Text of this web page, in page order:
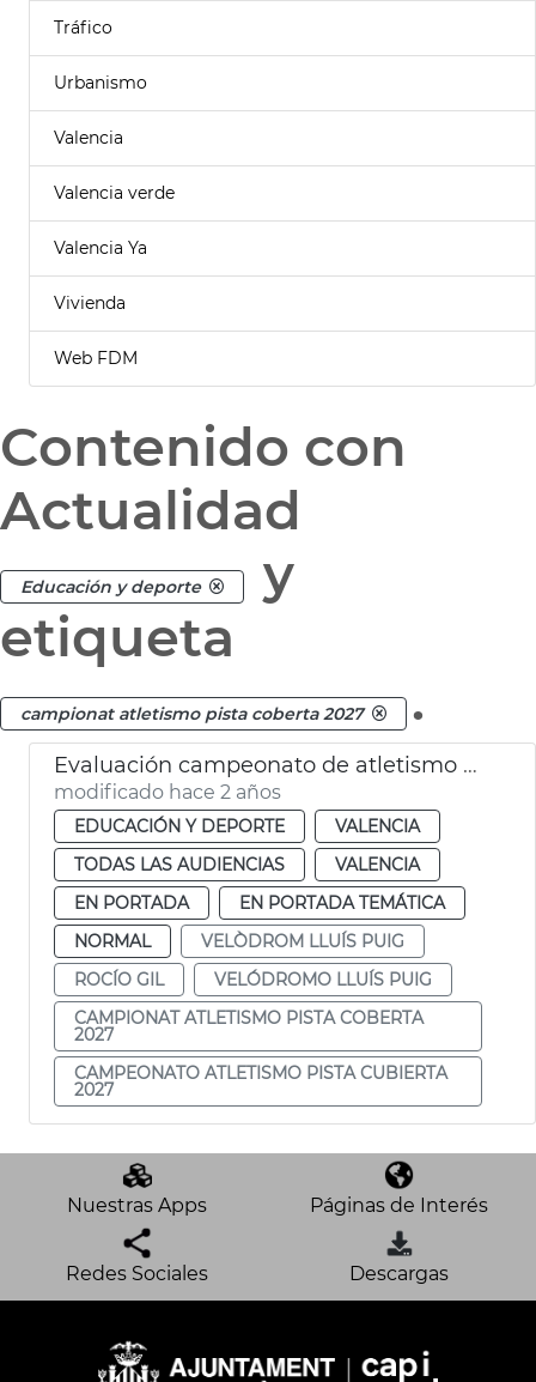
Tráfico
Urbanismo
Valencia
Valencia verde
Valencia Ya
Vivienda
Web FDM
Contenido con
Actualidad
Educación y deporte
y
etiqueta
campionat atletismo pista coberta 2027 .
Evaluación campeonato de atletismo 2027
modificado hace 2 años
EDUCACIÓN Y DEPORTE
VALENCIA
TODAS LAS AUDIENCIAS
VALENCIA
EN PORTADA
EN PORTADA TEMÁTICA
NORMAL
VELÒDROM LLUÍS PUIG
ROCÍO GIL
VELÓDROMO LLUÍS PUIG
CAMPIONAT ATLETISMO PISTA COBERTA
2027
CAMPEONATO ATLETISMO PISTA CUBIERTA
2027
Nuestras Apps Páginas de Interés
Redes Sociales Descargas